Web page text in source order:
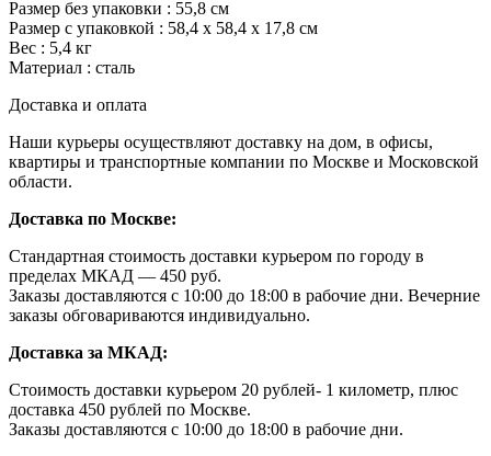
Размер без упаковки : 55,8 см
Размер с упаковкой : 58,4 х 58,4 х 17,8 см
Вес : 5,4 кг
Материал : сталь
Доставка и оплата
Наши курьеры осуществляют доставку на дом, в офисы,
квартиры и транспортные компании по Москве и Московской
области.
Доставка по Москве:
Стандартная стоимость доставки курьером по городу в
пределах МКАД — 450 руб.
Заказы доставляются с 10:00 до 18:00 в рабочие дни. Вечерние
заказы обговариваются индивидуально.
Доставка за МКАД:
Стоимость доставки курьером 20 рублей- 1 километр, плюс
доставка 450 рублей по Москве.
Заказы доставляются с 10:00 до 18:00 в рабочие дни.